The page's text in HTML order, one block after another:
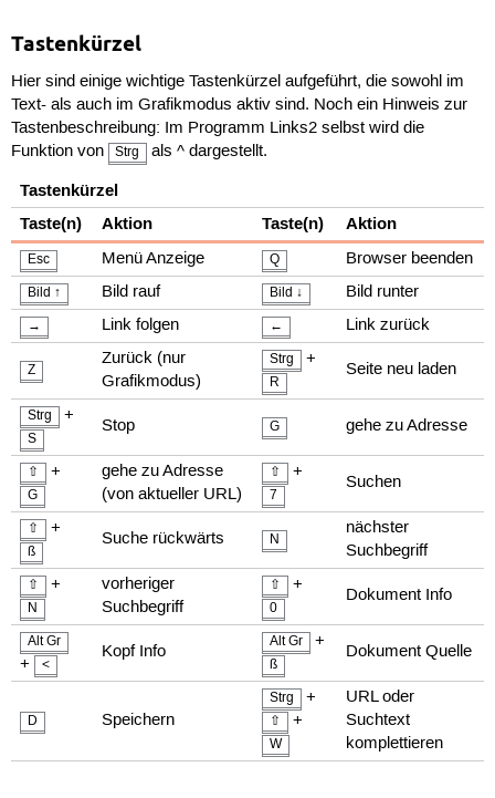
Tastenkürzel
Hier sind einige wichtige Tastenkürzel aufgeführt, die sowohl im
Text- als auch im Grafikmodus aktiv sind. Noch ein Hinweis zur
Tastenbeschreibung: Im Programm Links2 selbst wird die
Funktion von
Strg als ^ dargestellt.
Tastenkürzel
Taste(n)
Aktion Taste(n) Aktion
Esc Menü Anzeige Q Browser beenden
Bild ↑ Bild rauf Bild ↓ Bild runter
→ Link folgen ← Link zurück
Z
Zurück (nur
Grafikmodus)
Strg +
R
Seite neu laden
Strg +
S
Stop G gehe zu Adresse
⇧ +
G
gehe zu Adresse
(von aktueller URL)
⇧ +
7
Suchen
⇧ +
ß
Suche rückwärts N
nächster
Suchbegriff
⇧ +
N
vorheriger
Suchbegriff
⇧ +
0
Dokument Info
Alt Gr
+ <
Kopf Info
Alt Gr +
ß
Dokument Quelle
D Speichern
Strg +
⇧ +
W
URL oder
Suchtext
komplettieren